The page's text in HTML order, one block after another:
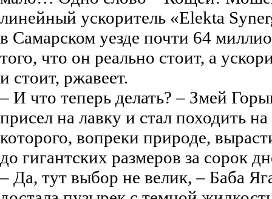
линейный ускоритель «Elekta
в Самарском уезде почти 64
того, что он реально стоит, а
и стоит, ржавеет.
– И что теперь делать? – Змей
присел на лавку и стал походить
которого, вопреки природе,
до гигантских размеров за сорок
– Да, тут выбор не велик, – Баба